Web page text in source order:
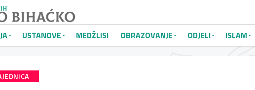
USTANOVE MEDŽLISI OBRAZOVANJE ODJELI ISLAM